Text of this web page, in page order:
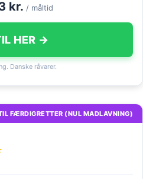
kr. / måltid
HER →
Danske råvarer.
FÆRDIGRETTER (NUL MADLAVNING)